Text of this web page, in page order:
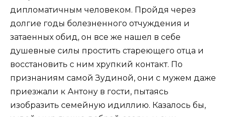
дипломатичным человеком. Пройдя через
долгие годы болезненного отчуждения и
затаенных обид, он все же нашел в себе
душевные силы простить стареющего отца и
восстановить с ним хрупкий контакт. По
признаниям самой Зудиной, они с мужем даже
приезжали к Антону в гости, пытаясь
изобразить семейную идиллию. Казалось бы,